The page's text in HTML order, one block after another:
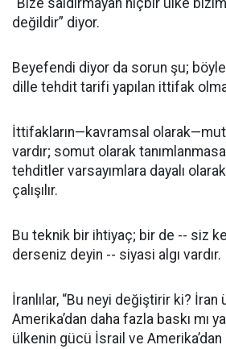
“Bize saldırmayan hiçbir ülke
değildir” diyor.
Beyefendi diyor da sorun şu; böyle
dille tehdit tarifi yapılan ittifak
İttifakların—kavramsal
vardır; somut olarak
tehditler varsayımlara dayalı
çalışılır.
Bu teknik bir ihtiyaç; bir de -- siz
derseniz deyin -- siyasi algı vardır.
İranlılar, “Bu neyi değiştirir ki?
Amerika’dan daha fazla baskı mı
ülkenin gücü İsrail ve Amerika’dan